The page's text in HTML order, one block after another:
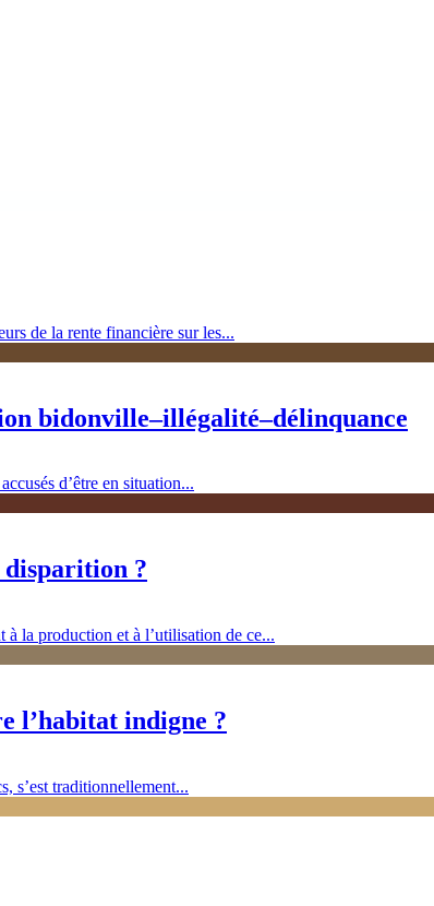
de la rente financière sur les...
bidonville–illégalité–délinquance
d’être en situation...
disparition ?
à la production et à l’utilisation de ce...
l’habitat indigne ?
s’est traditionnellement...